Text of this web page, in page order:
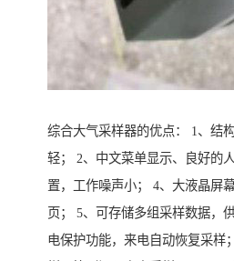
综合大气采样器的优点： 1、结
轻； 2、中文菜单显示、良好的
置，工作噪声小； 4、大液晶屏
页； 5、可存储多组采样数据，
电保护功能，来电自动恢复采样